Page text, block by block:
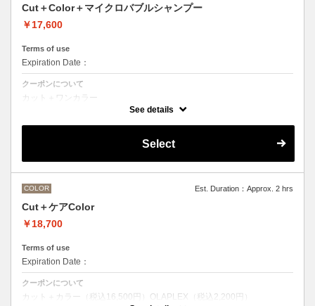
Cut＋Color＋マイクロバブルシャンプー
￥17,600
Terms of use
Expiration Date：
クーポンについて
カット＋ワンカラー
魔法のバブルmarbbを使ったmarbbシャンプー
●髪の長さにより別途ロング料金を頂戴いたします。
●ポイントカラーなどのデザインカラーをご希望の場合、最終受付時間
See details
Select
COLOR Est. Duration：Approx. 2 hrs
Cut＋ケアColor
￥18,700
Terms of use
Expiration Date：
クーポンについて
カット＋カラー（税込16,500円）OLAPLEX（税込2,200円）